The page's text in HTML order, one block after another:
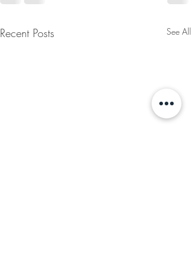
Recent Posts See All